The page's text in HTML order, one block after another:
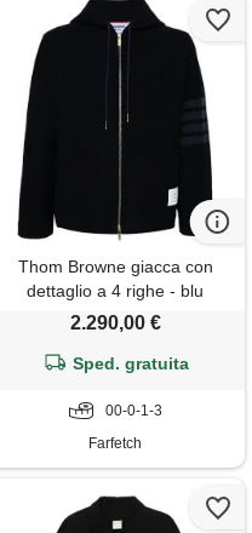
Thom Browne giacca con
dettaglio a 4 righe - blu
2.290,00 €
Sped. gratuita
00-0-1-3
Farfetch